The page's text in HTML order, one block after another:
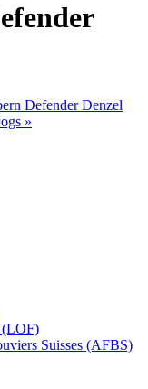
Defender Denzel
»
(LOF)
Suisses (AFBS)